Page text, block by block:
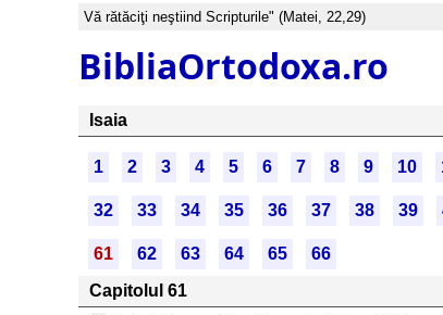
Vă rătăciţi neştiind Scripturile" (Matei, 22,29)
BibliaOrtodoxa.ro
Isaia
1 2 3 4 5 6 7 8 9 10
32 33 34 35 36 37 38 39
61 62 63 64 65
66
Capitolul 61